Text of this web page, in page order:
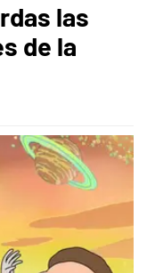
las
de la